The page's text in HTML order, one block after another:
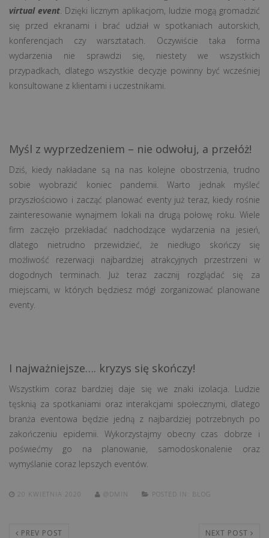
virtual event . Dzięki licznym aplikacjom, ludzie mogą gromadzić
się przed ekranami i brać udział w spotkaniach autorskich,
konferencjach czy warsztatach. Oczywiście taka forma
wydarzenia nie sprawdzi się, niestety we wszystkich
przypadkach, dlatego wszystkie decyzje powinny być wcześniej
konsultowane z klientami i uczestnikami.
Myśl z wyprzedzeniem – nie odwołuj, a przełóż!
Dziś, kiedy nakładane są na nas kolejne obostrzenia, trudno
sobie wyobrazić koniec pandemii. Warto jednak myśleć
przyszłościowo i zacząć planować eventy już teraz, kiedy rośnie
zainteresowanie wynajmem lokali na drugą połowę roku. Wiele
firm zaczęło przekładać nadchodzące wydarzenia na jesień,
dlatego nietrudno przewidzieć, że niedługo skończy się
możliwość rezerwacji najbardziej atrakcyjnych przestrzeni w
dogodnych terminach. Już teraz zacznij rozglądać się za
miejscami, w których będziesz mógł zorganizować planowane
eventy.
I najważniejsze…. kryzys się skończy!
Wszystkim coraz bardziej daje się we znaki izolacja. Ludzie
tęsknią za spotkaniami oraz interakcjami społecznymi, dlatego
branża eventowa będzie jedną z najbardziej potrzebnych po
zakończeniu epidemii. Wykorzystajmy obecny czas dobrze i
poświećmy go na planowanie, samodoskonalenie oraz
wymyślanie coraz lepszych eventów.
20 KWIETNIA 2020 @DMIN POSTED IN: BLOG
PREV POST NEXT POST